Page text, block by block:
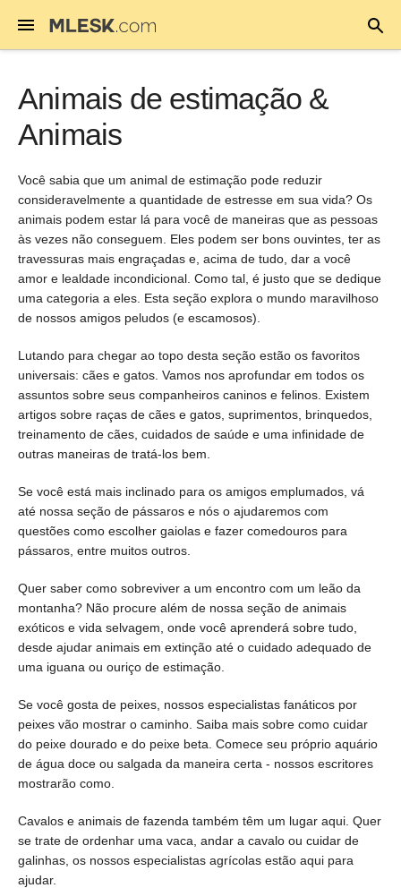
Animais de estimação &
Animais
Você sabia que um animal de estimação pode reduzir
consideravelmente a quantidade de estresse em sua vida? Os
animais podem estar lá para você de maneiras que as pessoas
às vezes não conseguem. Eles podem ser bons ouvintes, ter as
travessuras mais engraçadas e, acima de tudo, dar a você
amor e lealdade incondicional. Como tal, é justo que se dedique
uma categoria a eles. Esta seção explora o mundo maravilhoso
de nossos amigos peludos (e escamosos).
Lutando para chegar ao topo desta seção estão os favoritos
universais: cães e gatos. Vamos nos aprofundar em todos os
assuntos sobre seus companheiros caninos e felinos. Existem
artigos sobre raças de cães e gatos, suprimentos, brinquedos,
treinamento de cães, cuidados de saúde e uma infinidade de
outras maneiras de tratá-los bem.
Se você está mais inclinado para os amigos emplumados, vá
até nossa seção de pássaros e nós o ajudaremos com
questões como escolher gaiolas e fazer comedouros para
pássaros, entre muitos outros.
Quer saber como sobreviver a um encontro com um leão da
montanha? Não procure além de nossa seção de animais
exóticos e vida selvagem, onde você aprenderá sobre tudo,
desde ajudar animais em extinção até o cuidado adequado de
uma iguana ou ouriço de estimação.
Se você gosta de peixes, nossos especialistas fanáticos por
peixes vão mostrar o caminho. Saiba mais sobre como cuidar
do peixe dourado e do peixe beta. Comece seu próprio aquário
de água doce ou salgada da maneira certa - nossos escritores
mostrarão como.
Cavalos e animais de fazenda também têm um lugar aqui. Quer
se trate de ordenhar uma vaca, andar a cavalo ou cuidar de
galinhas, os nossos especialistas agrícolas estão aqui para
ajudar.